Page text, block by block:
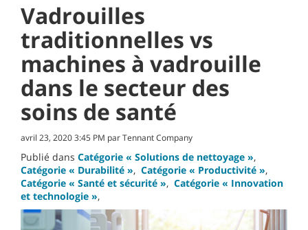
Vadrouilles
traditionnelles vs
machines à vadrouille
dans le secteur des
soins de santé
avril 23, 2020 3:45 PM par Tennant Company
Publié dans Catégorie « Solutions de nettoyage »,
Catégorie « Durabilité », Catégorie « Productivité »,
Catégorie « Santé et sécurité », Catégorie « Innovation
et technologie »,